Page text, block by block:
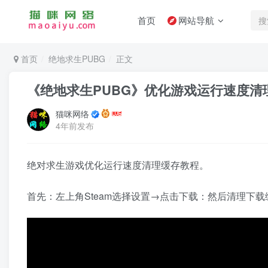
首页 网站导航
首页 绝地求生PUBG 正文
《绝地求生PUBG》优化游戏运行速度
猫咪网络
4年前发布
绝对求生游戏优化运行速度清理缓存教程。
首先：左上角Steam选择设置→点击下载：然后清理下